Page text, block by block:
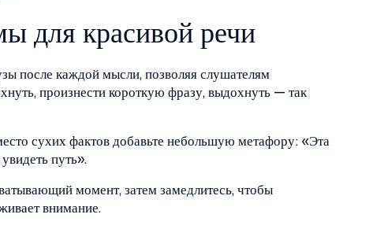
для красивой речи
после каждой мысли, позволяя слушателям
произнести короткую фразу, выдохнуть — так
сухих фактов добавьте небольшую метафору: «Эта
путь».
момент, затем замедлитесь, чтобы
внимание.